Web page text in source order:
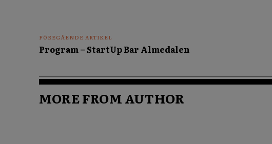
FÖREGÅENDE ARTIKEL
Program – StartUp Bar Almedalen
MORE FROM AUTHOR